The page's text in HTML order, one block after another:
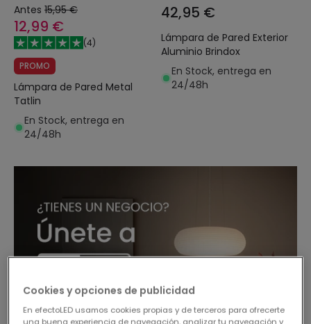
Antes 15,95 €
12,99 €
(4)
PROMO
Lámpara de Pared Metal
Tatlin
En Stock, entrega en
24/48h
42,95 €
Lámpara de Pared Exterior
Aluminio Brindox
En Stock, entrega en
24/48h
Cookies y opciones de publicidad
En efectoLED usamos cookies propias y de terceros para ofrecerte